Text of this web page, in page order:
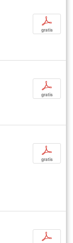
p
gratis
p
gratis
p
gratis
p